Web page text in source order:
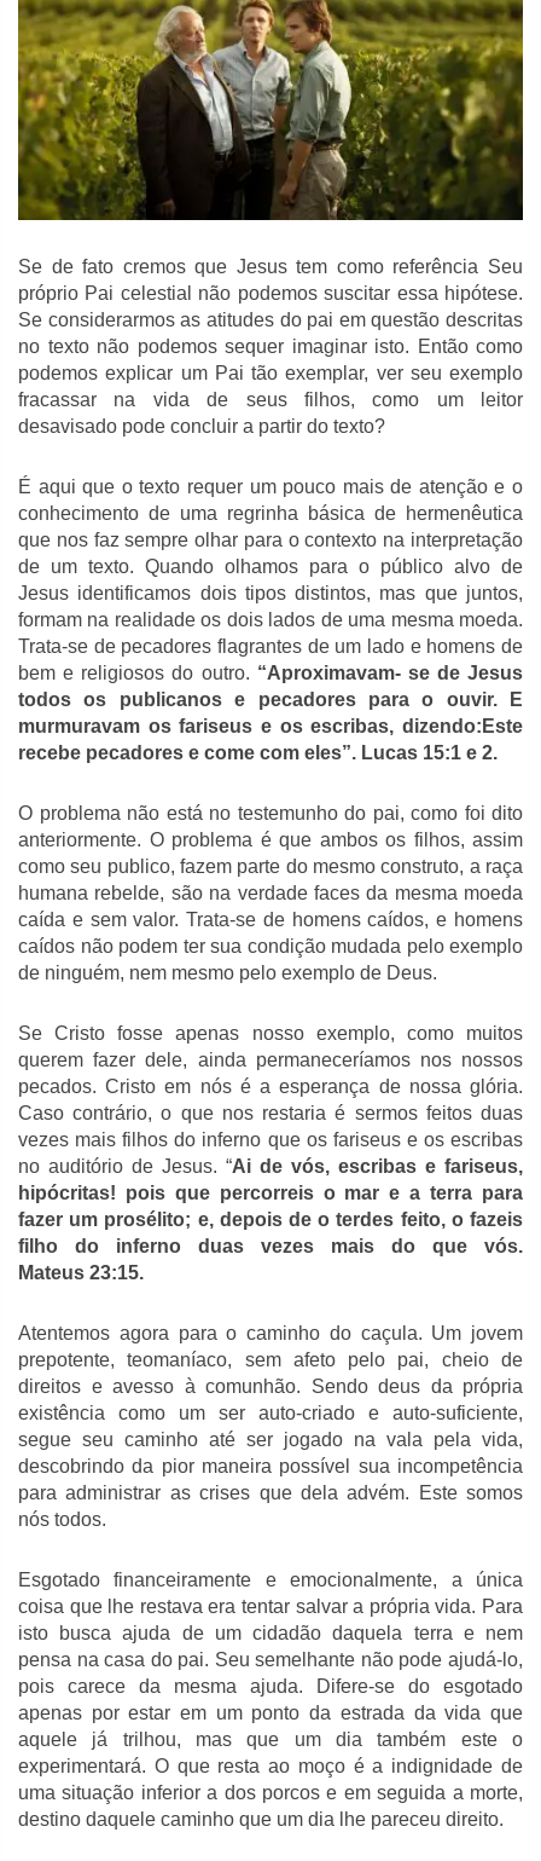
Se de fato cremos que Jesus tem como referência Seu
próprio Pai celestial não podemos suscitar essa hipótese.
Se considerarmos as atitudes do pai em questão descritas
no texto não podemos sequer imaginar isto. Então como
podemos explicar um Pai tão exemplar, ver seu exemplo
fracassar na vida de seus filhos, como um leitor
desavisado pode concluir a partir do texto?
É aqui que o texto requer um pouco mais de atenção e o
conhecimento de uma regrinha básica de hermenêutica
que nos faz sempre olhar para o contexto na interpretação
de um texto. Quando olhamos para o público alvo de
Jesus identificamos dois tipos distintos, mas que juntos,
formam na realidade os dois lados de uma mesma moeda.
Trata-se de pecadores flagrantes de um lado e homens de
bem e religiosos do outro. “Aproximavam- se de Jesus
todos os publicanos e pecadores para o ouvir. E
murmuravam os fariseus e os escribas, dizendo:Este
recebe pecadores e come com eles”. Lucas 15:1 e 2.
O problema não está no testemunho do pai, como foi dito
anteriormente. O problema é que ambos os filhos, assim
como seu publico, fazem parte do mesmo construto, a raça
humana rebelde, são na verdade faces da mesma moeda
caída e sem valor. Trata-se de homens caídos, e homens
caídos não podem ter sua condição mudada pelo exemplo
de ninguém, nem mesmo pelo exemplo de Deus.
Se Cristo fosse apenas nosso exemplo, como muitos
querem fazer dele, ainda permaneceríamos nos nossos
pecados. Cristo em nós é a esperança de nossa glória.
Caso contrário, o que nos restaria é sermos feitos duas
vezes mais filhos do inferno que os fariseus e os escribas
no auditório de Jesus. “Ai de vós, escribas e fariseus,
hipócritas! pois que percorreis o mar e a terra para
fazer um prosélito; e, depois de o terdes feito, o fazeis
filho do inferno duas vezes mais do que vós.
Mateus 23:15.
Atentemos agora para o caminho do caçula. Um jovem
prepotente, teomaníaco, sem afeto pelo pai, cheio de
direitos e avesso à comunhão. Sendo deus da própria
existência como um ser auto-criado e auto-suficiente,
segue seu caminho até ser jogado na vala pela vida,
descobrindo da pior maneira possível sua incompetência
para administrar as crises que dela advém. Este somos
nós todos.
Esgotado financeiramente e emocionalmente, a única
coisa que lhe restava era tentar salvar a própria vida. Para
isto busca ajuda de um cidadão daquela terra e nem
pensa na casa do pai. Seu semelhante não pode ajudá-lo,
pois carece da mesma ajuda. Difere-se do esgotado
apenas por estar em um ponto da estrada da vida que
aquele já trilhou, mas que um dia também este o
experimentará. O que resta ao moço é a indignidade de
uma situação inferior a dos porcos e em seguida a morte,
destino daquele caminho que um dia lhe pareceu direito.